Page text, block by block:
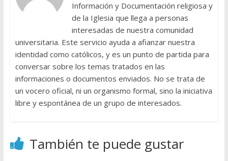
Información y Documentación religiosa y
de la Iglesia que llega a personas
interesadas de nuestra comunidad
universitaria. Este servicio ayuda a afianzar nuestra
identidad como católicos, y es un punto de partida para
conversar sobre los temas tratados en las
informaciones o documentos enviados. No se trata de
un vocero oficial, ni un organismo formal, sino la iniciativa
libre y espontánea de un grupo de interesados.
También te puede gustar